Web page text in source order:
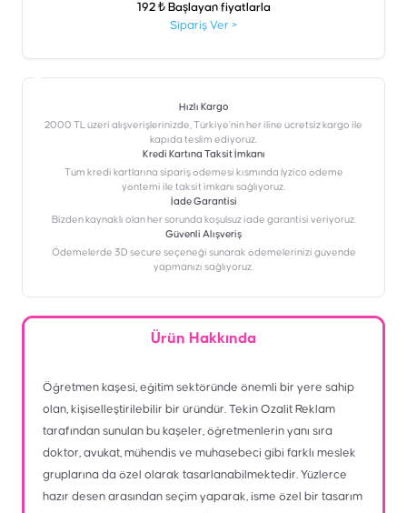
192 ₺ Başlayan fiyatlarla
Sipariş Ver >
Hızlı Kargo
2000 TL üzeri alışverişlerinizde, Türkiye’nin her iline ücretsiz kargo ile
kapıda teslim ediyoruz.
Kredi Kartına Taksit İmkanı
‎Tüm kredi kartlarına sipariş ödemesi kısmında İyzico ödeme
yöntemi ile taksit imkanı sağlıyoruz.
İade Garantisi
Bizden kaynaklı olan her sorunda koşulsuz iade garantisi veriyoruz.
Güvenli Alışveriş
Ödemelerde 3D secure seçeneği sunarak ödemelerinizi güvende
yapmanızı sağlıyoruz.
Ürün Hakkında
Öğretmen kaşesi, eğitim sektöründe önemli bir yere sahip
olan, kişiselleştirilebilir bir üründür. Tekin Ozalit Reklam
tarafından sunulan bu kaşeler, öğretmenlerin yanı sıra
doktor, avukat, mühendis ve muhasebeci gibi farklı meslek
gruplarına da özel olarak tasarlanabilmektedir. Yüzlerce
hazır desen arasından seçim yaparak, isme özel bir tasarım